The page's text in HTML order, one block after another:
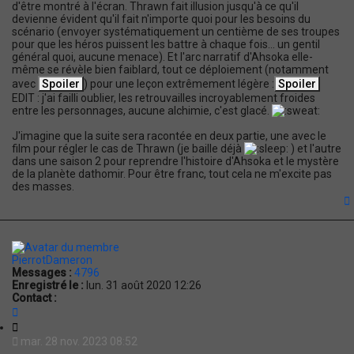
d'être montré à l'écran. Thrawn fait illusion jusqu'à ce qu'il
devienne évident qu'il fait n'importe quoi pour les besoins du
scénario (envoyer systématiquement un centième de ses troupes
pour que les héros puissent les battre à chaque fois... un gentil
général quoi, aucune menace). Et l'arc narratif d'Ahsoka elle-
même se révèle bien faiblard, tout ce déploiement (notamment
avec
) pour une leçon extrêmement légère :
EDIT : j'ai failli oublier, les retrouvailles incroyablement froides
entre les personnages, aucune alchimie, c'est glacé.
J'imagine que la suite sera racontée en deux partie, une avec le
film pour régler le cas de Thrawn (je baille déjà
) et l'autre
dans une saison 2 pour reprendre l'histoire d'Ahsoka et le mystère
de la planète dathomir. Pour être franc, tout cela ne m'excite pas
des masses.
PierrotDameron
Messages : 4796
Enregistré le : lun. 31 août 2020 12:26
Contact :
mar. 28 nov. 2023 08:52